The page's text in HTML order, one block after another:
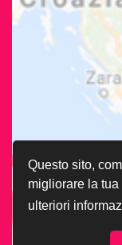
Questo sito,
migliorare la
ulteriori